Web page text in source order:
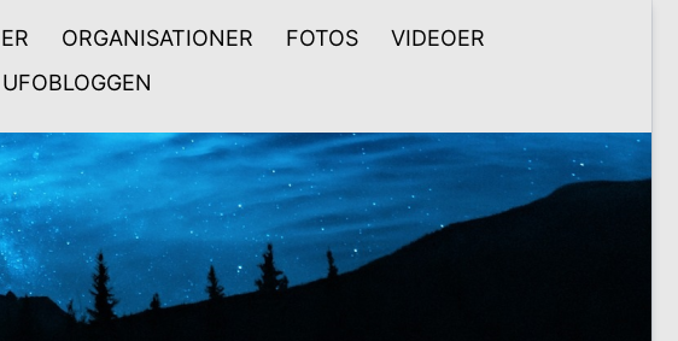
ORGANISATIONER FOTOS
VIDEOER